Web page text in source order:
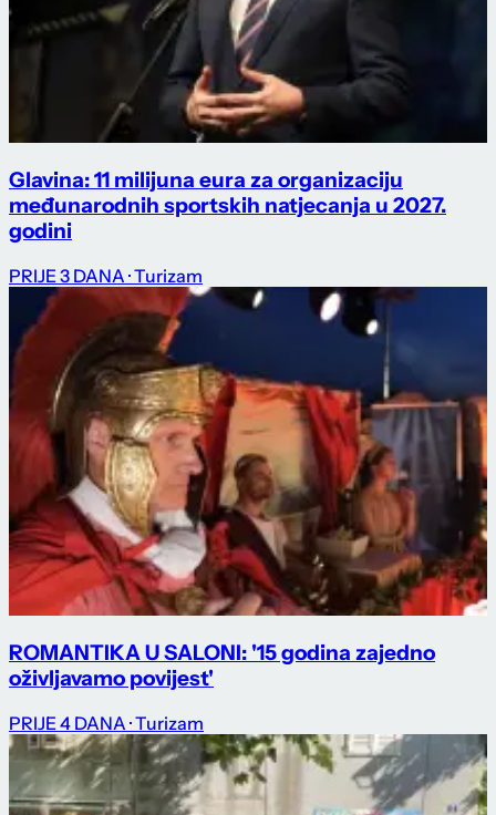
Glavina: 11 milijuna eura za organizaciju
međunarodnih sportskih natjecanja u 2027.
godini
PRIJE 3 DANA · Turizam
ROMANTIKA U SALONI: '15 godina zajedno
oživljavamo povijest'
PRIJE 4 DANA · Turizam